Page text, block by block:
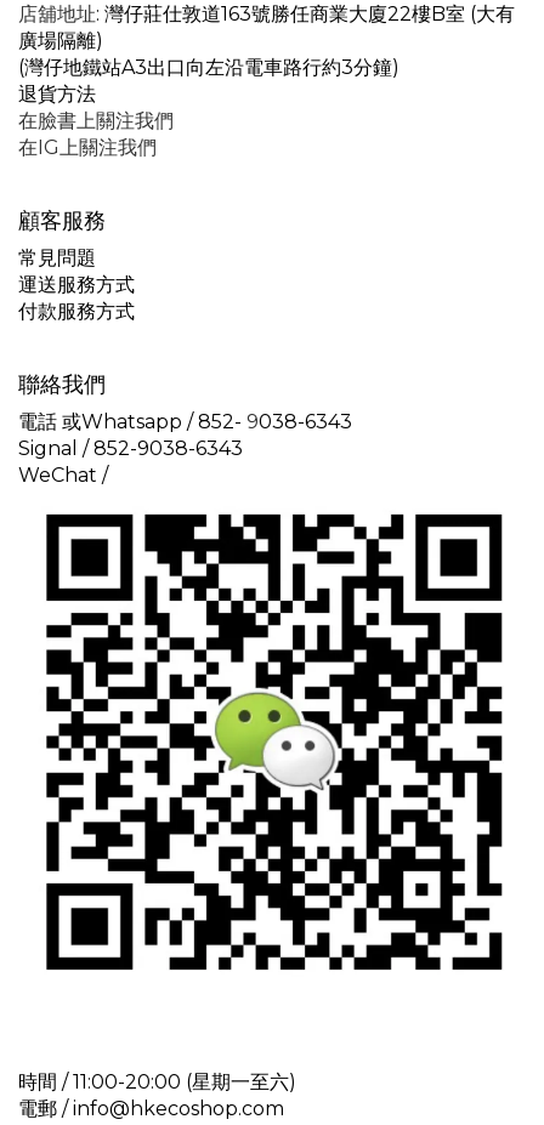
店舖地址: 灣仔莊仕敦道163號勝任商業大廈22樓B室 (大有
廣場隔離)
(灣仔地鐵站A3出口向左沿電車路行約3分鐘)
退貨方法
在臉書上關注我們
在IG上關注我們
顧客服務
常見問題
運送服務方式
付款服務方式
聯絡我們
電話 或Whatsapp / 852- 9038-6343
Signal /852-9038-6343
WeChat /
時間 / 11:00-20:00 (星期一至六)
電郵 / info@hkecoshop.com